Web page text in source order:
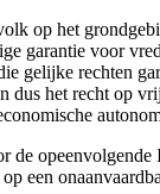
op het
garantie voor
gelijke rechten
dus het recht op
de
een